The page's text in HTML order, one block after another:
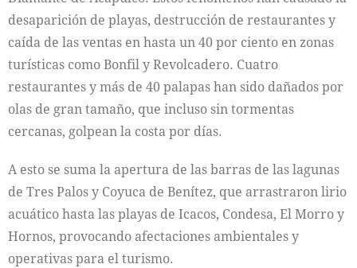
desaparición de playas, destrucción de restaurantes y
caída de las ventas en hasta un 40 por ciento en zonas
turísticas como Bonfil y Revolcadero. Cuatro
restaurantes y más de 40 palapas han sido dañados por
olas de gran tamaño, que incluso sin tormentas
cercanas, golpean la costa por días.
A esto se suma la apertura de las barras de las lagunas
de Tres Palos y Coyuca de Benítez, que arrastraron lirio
acuático hasta las playas de Icacos, Condesa, El Morro y
Hornos, provocando afectaciones ambientales y
operativas para el turismo.